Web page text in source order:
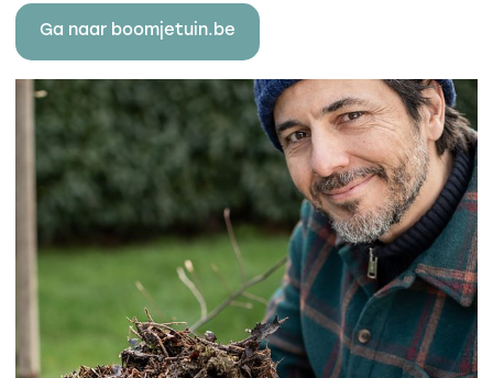
Ga naar boomjetuin.be